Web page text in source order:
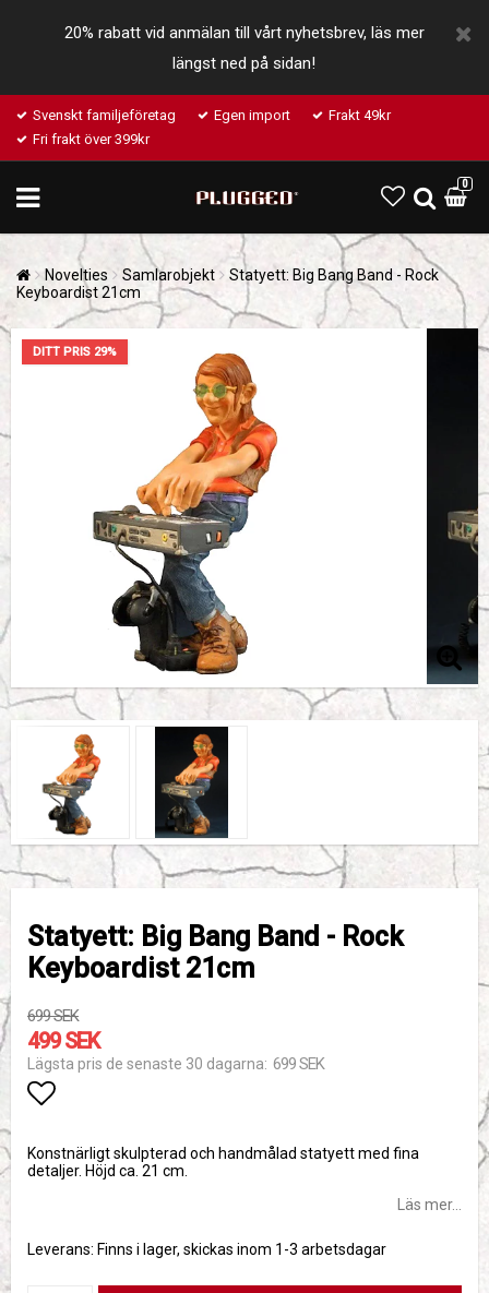
20% rabatt vid anmälan till vårt nyhetsbrev, läs mer
längst ned på sidan!
Svenskt familjeföretag Egen import
Frakt 49kr
Fri frakt över 399kr
0
Novelties Samlarobjekt
Statyett: Big Bang Band - Rock
Keyboardist 21cm
DITT PRIS 29%
Statyett: Big Bang Band - Rock
Keyboardist 21cm
699 SEK
499 SEK
Lägsta pris de senaste 30 dagarna 699 SEK
Konstnärligt skulpterad och handmålad statyett med fina
detaljer. Höjd ca. 21 cm.
Läs mer...
Leverans: Finns i lager, skickas inom 1-3 arbetsdagar